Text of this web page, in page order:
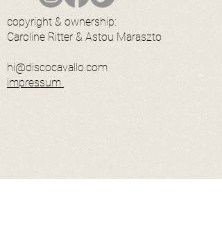
copyright & ownership:
Caroline Ritter & Astou Maraszto
hi@discocavallo.com
impressum